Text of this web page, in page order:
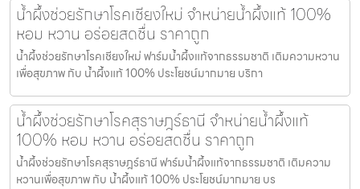
น้ำผึ้งช่วยรักษาโรคเชียงใหม่ จำหน่ายน้ำผึ้งแท้ 100%
หอม หวาน อร่อยสดชื่น ราคาถูก
น้ำผึ้งช่วยรักษาโรคเชียงใหม่ ฟาร์มน้ำผึ้งแท้จากธรรมชาติ เติมความหวาน
เพื่อสุขภาพ กับ น้ำผึ้งแท้ 100% ประโยชน์มากมาย บริกา
น้ำผึ้งช่วยรักษาโรคสุราษฎร์ธานี จำหน่ายน้ำผึ้งแท้
100% หอม หวาน อร่อยสดชื่น ราคาถูก
น้ำผึ้งช่วยรักษาโรคสุราษฎร์ธานี ฟาร์มน้ำผึ้งแท้จากธรรมชาติ เติมความ
หวานเพื่อสุขภาพ กับ น้ำผึ้งแท้ 100% ประโยชน์มากมาย บร